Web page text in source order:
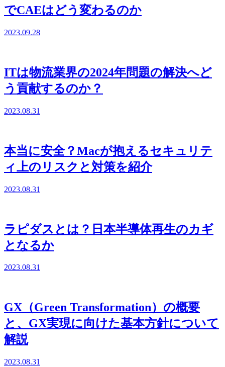
でCAEはどう変わるのか
2023.09.28
ITは物流業界の2024年問題の解決へど
う貢献するのか？
2023.08.31
本当に安全？Macが抱えるセキュリテ
ィ上のリスクと対策を紹介
2023.08.31
ラピダスとは？日本半導体再生のカギ
となるか
2023.08.31
GX（Green Transformation）の概要
と、GX実現に向けた基本方針について
解説
2023.08.31